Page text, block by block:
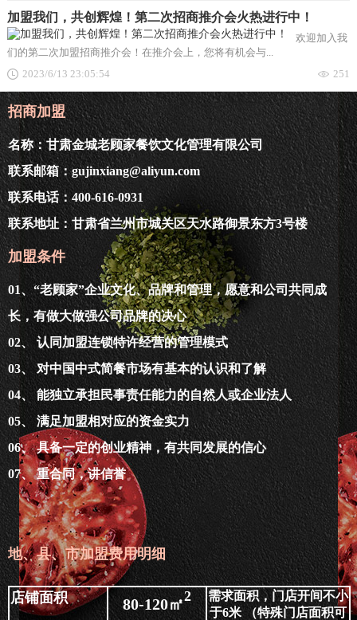
加盟我们，共创辉煌！第二次招商推介会火热进行中！
欢迎加入我
们的第二次加盟招商推介会！在推介会上，您将有机会与...
251
2023/6/13 23:05:54
招商加盟
名称：甘肃金城老顾家餐饮文化管理有限公司
联系邮箱：gujinxiang@aliyun.com
联系电话：400-616-0931
联系地址：甘肃省兰州市城关区天水路御景东方3号楼
加盟条件
01、“老顾家”企业文化、品牌和管理，愿意和公司共同成
长，有做大做强公司品牌的决心
02、 认同加盟连锁特许经营的管理模式
03、 对中国中式简餐市场有基本的认识和了解
04、 能独立承担民事责任能力的自然人或企业法人
05、 满足加盟相对应的资金实力
06、 具备一定的创业精神，有共同发展的信心
07、 重合同，讲信誉
地、县、市加盟费用明细
店铺面积 80-120㎡2
需求面积，门店开间不小
于6米 （特殊门店面积可